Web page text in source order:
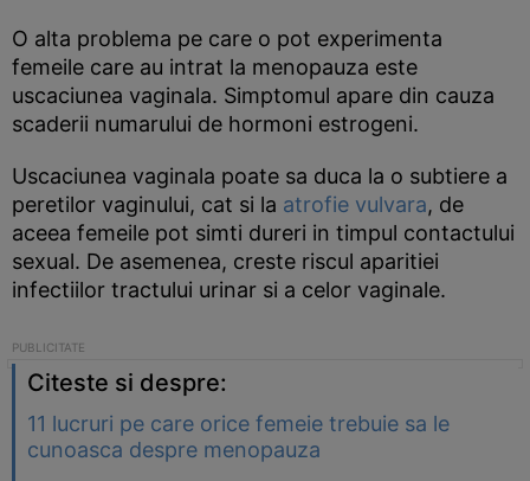
O alta problema pe care o pot experimenta
femeile care au intrat la menopauza este
uscaciunea vaginala. Simptomul apare din cauza
scaderii numarului de hormoni estrogeni.
Uscaciunea vaginala poate sa duca la o subtiere a
peretilor vaginului, cat si la atrofie vulvara, de
aceea femeile pot simti dureri in timpul contactului
sexual. De asemenea, creste riscul aparitiei
infectiilor tractului urinar si a celor vaginale.
Citeste si despre:
11 lucruri pe care orice femeie trebuie sa le
cunoasca despre menopauza